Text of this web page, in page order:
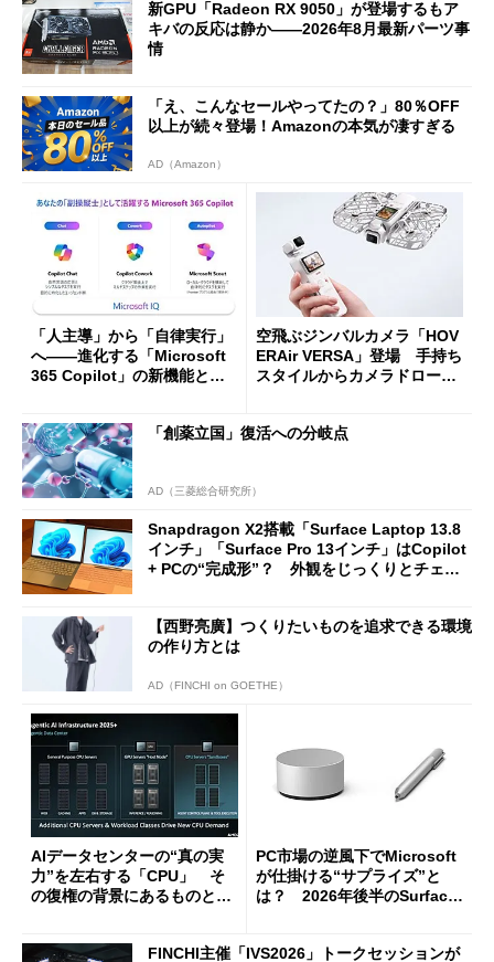
新GPU「Radeon RX 9050」が登場するもア
キバの反応は静か――2026年8月最新パーツ事
情
「え、こんなセールやってたの？」80％OFF
以上が続々登場！Amazonの本気が凄すぎる
AD（Amazon）
「人主導」から「自律実行」
へ――進化する「Microsoft
365 Copilot」の新機能とエ
空飛ぶジンバルカメラ「HOV
ERAir VERSA」登場 手持ち
スタイルからカメラドローン
「創薬立国」復活への分岐点
AD（三菱総合研究所）
Snapdragon X2搭載「Surface Laptop 13.8
インチ」「Surface Pro 13インチ」はCopilot
+ PCの“完成形”？ 外観をじっくりとチェッ
【西野亮廣】つくりたいものを追求できる環境
の作り方とは
AD（FINCHI on GOETHE）
AIデータセンターの“真の実
力”を左右する「CPU」 そ
の復権の背景にあるものと
PC市場の逆風下でMicrosoft
が仕掛ける“サプライズ”と
は？ 2026年後半のSurface
FINCHI主催「IVS2026」トークセッションが